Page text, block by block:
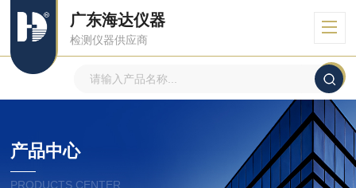
广东海达仪器
检测仪器供应商
产品中心
PRODUCTS CENTER